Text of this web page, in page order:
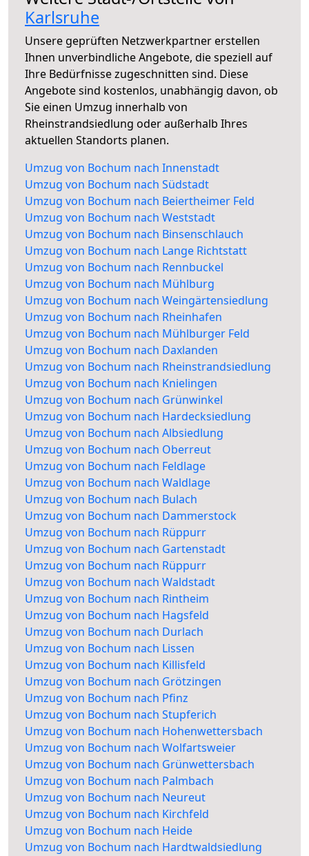
Karlsruhe
Unsere geprüften Netzwerkpartner erstellen
Ihnen unverbindliche Angebote, die speziell auf
Ihre Bedürfnisse zugeschnitten sind. Diese
Angebote sind kostenlos, unabhängig davon, ob
Sie einen Umzug innerhalb von
Rheinstrandsiedlung oder außerhalb Ihres
aktuellen Standorts planen.
Umzug von Bochum nach Innenstadt
Umzug von Bochum nach Südstadt
Umzug von Bochum nach Beiertheimer Feld
Umzug von Bochum nach Weststadt
Umzug von Bochum nach Binsenschlauch
Umzug von Bochum nach Lange Richtstatt
Umzug von Bochum nach Rennbuckel
Umzug von Bochum nach Mühlburg
Umzug von Bochum nach Weingärtensiedlung
Umzug von Bochum nach Rheinhafen
Umzug von Bochum nach Mühlburger Feld
Umzug von Bochum nach Daxlanden
Umzug von Bochum nach Rheinstrandsiedlung
Umzug von Bochum nach Knielingen
Umzug von Bochum nach Grünwinkel
Umzug von Bochum nach Hardecksiedlung
Umzug von Bochum nach Albsiedlung
Umzug von Bochum nach Oberreut
Umzug von Bochum nach Feldlage
Umzug von Bochum nach Waldlage
Umzug von Bochum nach Bulach
Umzug von Bochum nach Dammerstock
Umzug von Bochum nach Rüppurr
Umzug von Bochum nach Gartenstadt
Umzug von Bochum nach Rüppurr
Umzug von Bochum nach Waldstadt
Umzug von Bochum nach Rintheim
Umzug von Bochum nach Hagsfeld
Umzug von Bochum nach Durlach
Umzug von Bochum nach Lissen
Umzug von Bochum nach Killisfeld
Umzug von Bochum nach Grötzingen
Umzug von Bochum nach Pfinz
Umzug von Bochum nach Stupferich
Umzug von Bochum nach Hohenwettersbach
Umzug von Bochum nach Wolfartsweier
Umzug von Bochum nach Grünwettersbach
Umzug von Bochum nach Palmbach
Umzug von Bochum nach Neureut
Umzug von Bochum nach Kirchfeld
Umzug von Bochum nach Heide
Umzug von Bochum nach Hardtwaldsiedlung